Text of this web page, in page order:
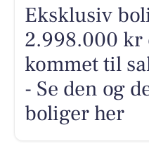
Eksklusiv
2.998.000 kr
kommet til
- Se den og
boliger her